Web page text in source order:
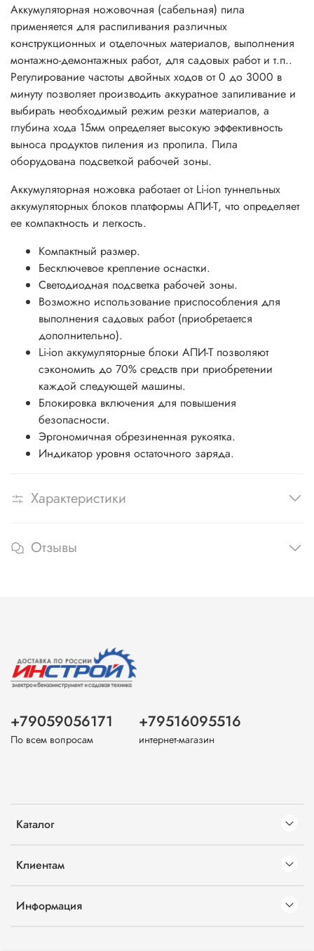
Аккумуляторная ножовочная (сабельная) пила
применяется для распиливания различных
конструкционных и отделочных материалов, выполнения
монтажно-демонтажных работ, для садовых работ и т.п..
Регулирование частоты двойных ходов от 0 до 3000 в
минуту позволяет производить аккуратное запиливание и
выбирать необходимый режим резки материалов, а
глубина хода 15мм определяет высокую эффективность
выноса продуктов пиления из пропила. Пила
оборудована подсветкой рабочей зоны.
Аккумуляторная ножовка работает от Li-ion туннельных
аккумуляторных блоков платформы АПИ-Т, что определяет
ее компактность и легкость.
Компактный размер.
Бесключевое крепление оснастки.
Светодиодная подсветка рабочей зоны.
Возможно использование приспособления для
выполнения садовых работ (приобретается
дополнительно).
Li-ion аккумуляторные блоки АПИ-Т позволяют
сэкономить до 70% средств при приобретении
каждой следующей машины.
Блокировка включения для повышения
безопасности.
Эргономичная обрезиненная рукоятка.
Индикатор уровня остаточного заряда.
Характеристики
Отзывы
Каталог
Клиентам
Информация
+79059056171
По всем вопросам
+79516095516
интернет-магазин